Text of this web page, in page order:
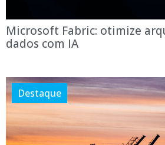
Microsoft Fabric: otimize
dados com IA
Destaque